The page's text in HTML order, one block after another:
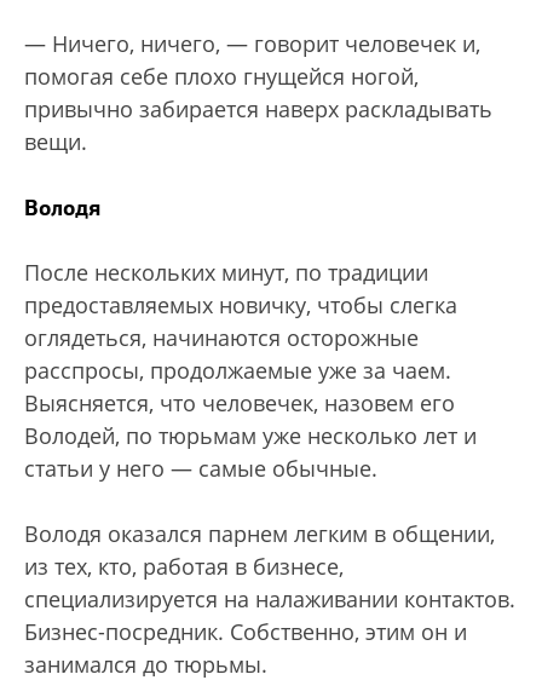
— Ничего, ничего, — говорит человечек и,
помогая себе плохо гнущейся ногой,
привычно забирается наверх раскладывать
вещи.
Володя
После нескольких минут, по традиции
предоставляемых новичку, чтобы слегка
оглядеться, начинаются осторожные
расспросы, продолжаемые уже за чаем.
Выясняется, что человечек, назовем его
Володей, по тюрьмам уже несколько лет и
статьи у него — самые обычные.
Володя оказался парнем легким в общении,
из тех, кто, работая в бизнесе,
специализируется на налаживании контактов.
Бизнес-посредник. Собственно, этим он и
занимался до тюрьмы.